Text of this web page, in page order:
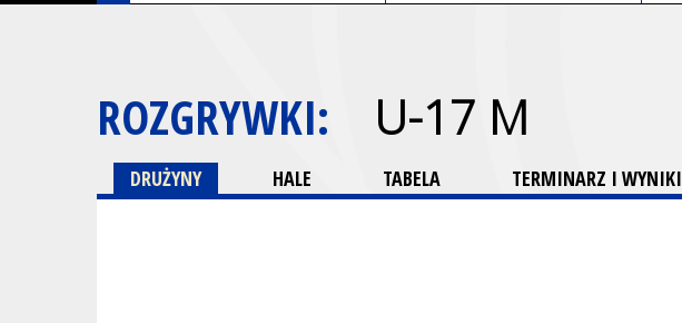
ROZGRYWKI: U-17 M
DRUŻYNY HALE TABELA TERMINARZ I WYNIKI